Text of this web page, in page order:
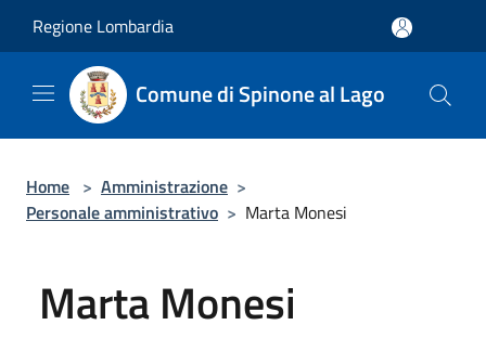
Regione Lombardia
Comune di Spinone al Lago
Home > Amministrazione >
Personale amministrativo > Marta Monesi
Marta Monesi